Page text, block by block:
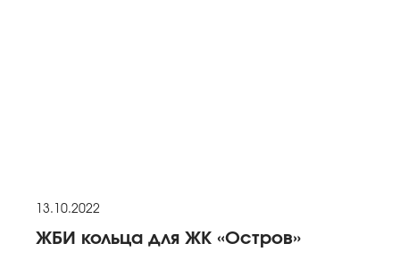
13.10.2022
ЖБИ кольца для ЖК «Остров»